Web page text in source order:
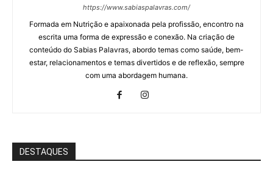
https://www.sabiaspalavras.com/
Formada em Nutrição e apaixonada pela profissão, encontro na
escrita uma forma de expressão e conexão. Na criação de
conteúdo do Sabias Palavras, abordo temas como saúde, bem-
estar, relacionamentos e temas divertidos e de reflexão, sempre
com uma abordagem humana.
DESTAQUES